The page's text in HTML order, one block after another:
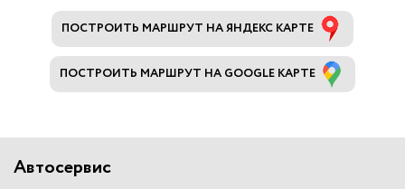
ПОСТРОИТЬ МАРШРУТ НА ЯНДЕКС КАРТЕ
ПОСТРОИТЬ МАРШРУТ НА GOOGLE КАРТЕ
Автосервис